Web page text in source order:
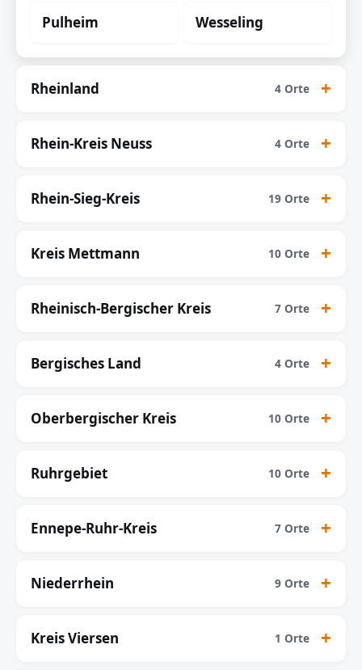
Pulheim Wesseling
Rheinland 4 Orte
Rhein-Kreis Neuss 4 Orte
Rhein-Sieg-Kreis 19 Orte
Kreis Mettmann 10 Orte
Rheinisch-Bergischer Kreis 7 Orte
Bergisches Land 4 Orte
Oberbergischer Kreis 10 Orte
Ruhrgebiet 10 Orte
Ennepe-Ruhr-Kreis 7 Orte
Niederrhein 9 Orte
Kreis Viersen 1 Orte